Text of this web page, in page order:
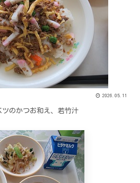
2026.05.11
のかつお和え、若竹汁